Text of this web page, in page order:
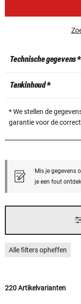
Technische gegevens *
Tankinhoud *
* We stellen de
garantie voor de
Mis je gegevens
je een fout
Alle filters opheffen
220 Artikelvarianten